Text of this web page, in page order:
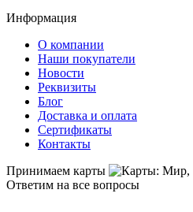
Информация
О компании
Наши покупатели
Новости
Реквизиты
Блог
Доставка и оплата
Сертификаты
Контакты
Принимаем карты
Ответим на все вопросы